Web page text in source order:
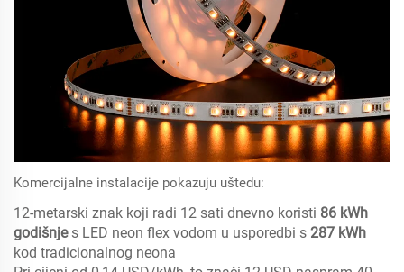
Komercijalne instalacije pokazuju uštedu:
12-metarski znak koji radi 12 sati dnevno koristi 86 kWh
godišnje s LED neon flex vodom u usporedbi s 287 kWh
kod tradicionalnog neona